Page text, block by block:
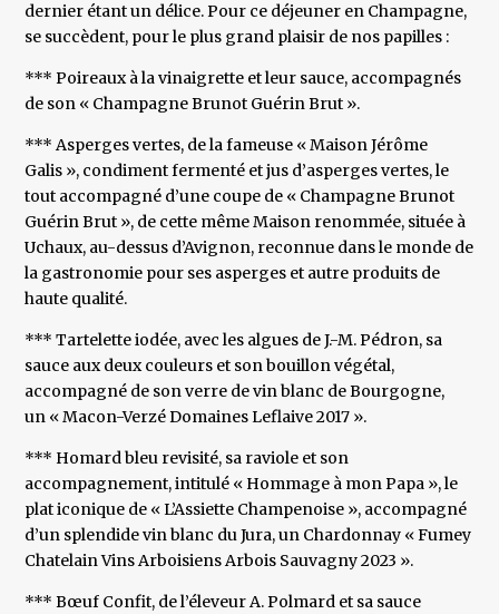
dernier étant un délice. Pour ce déjeuner en Champagne,
se succèdent, pour le plus grand plaisir de nos papilles :
*** Poireaux à la vinaigrette et leur sauce, accompagnés
de son « Champagne Brunot Guérin Brut ».
*** Asperges vertes, de la fameuse « Maison Jérôme
Galis », condiment fermenté et jus d’asperges vertes, le
tout accompagné d’une coupe de « Champagne Brunot
Guérin Brut », de cette même Maison renommée, située à
Uchaux, au-dessus d’Avignon, reconnue dans le monde de
la gastronomie pour ses asperges et autre produits de
haute qualité.
*** Tartelette iodée, avec les algues de J.-M. Pédron, sa
sauce aux deux couleurs et son bouillon végétal,
accompagné de son verre de vin blanc de Bourgogne,
un « Macon-Verzé Domaines Leflaive 2017 ».
*** Homard bleu revisité, sa raviole et son
accompagnement, intitulé « Hommage à mon Papa », le
plat iconique de « L’Assiette Champenoise », accompagné
d’un splendide vin blanc du Jura, un Chardonnay « Fumey
Chatelain Vins Arboisiens Arbois Sauvagny 2023 ».
*** Bœuf Confit, de l’éleveur A. Polmard et sa sauce